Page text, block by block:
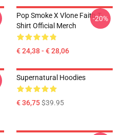
Pop Smoke X Vlone Faith T-
Shirt Official Merch
€ 24,38 - € 28,06
-20%
Supernatural Hoodies
€ 36,75$39.95